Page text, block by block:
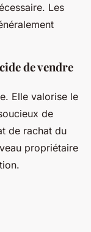
Les
de vendre
Elle valorise le
de
de rachat du
propriétaire